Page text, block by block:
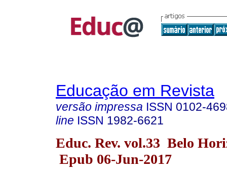
Educação em Revista
versão impressa ISSN 0102-
line ISSN 1982-6621
Educ. Rev. vol.33 Belo
Epub 06-Jun-2017